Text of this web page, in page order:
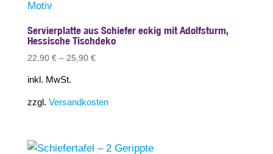
Servierplatte aus Schiefer eckig mit Adolfsturm,
Hessische Tischdeko
22,90 €– 25,90 €
inkl. MwSt.
zzgl. Versandkosten